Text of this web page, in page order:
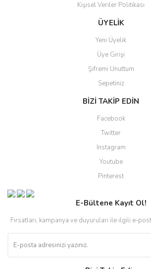
Kişisel Veriler Politikası
ÜYELİK
Yeni Üyelik
Üye Girişi
Şifremi Unuttum
Sepetiniz
BİZİ TAKİP EDİN
Facebook
Twitter
Instagram
Youtube
Pinterest
E-Bültene Kayıt Ol!
Fırsatları, kampanya ve duyuruları ile ilgili e-